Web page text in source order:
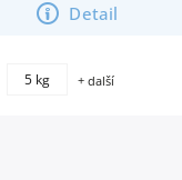
Detail
5 kg + další